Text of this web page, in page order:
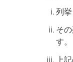
列
そ
す。
上